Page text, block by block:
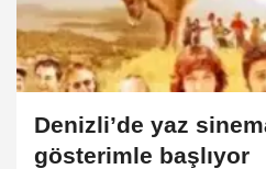
Denizli’de yaz
gösterimle başlıyor